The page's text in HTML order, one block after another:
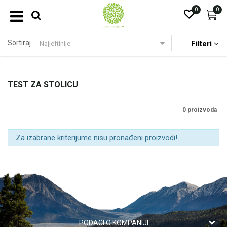
0
0
TEST ZA STOLICU
Sortiraj Filteri
0 proizvoda
Za izabrane kriterijume nisu pronađeni proizvodi!
PODACI O KOMPANIJI